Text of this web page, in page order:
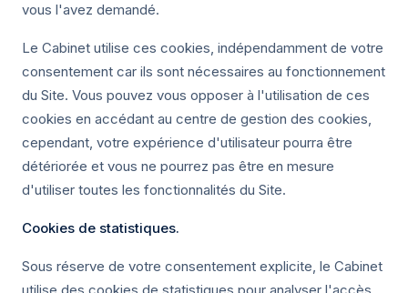
vous l'avez demandé.
Le Cabinet utilise ces cookies, indépendamment de votre
consentement car ils sont nécessaires au fonctionnement
du Site. Vous pouvez vous opposer à l'utilisation de ces
cookies en accédant au centre de gestion des cookies,
cependant, votre expérience d'utilisateur pourra être
détériorée et vous ne pourrez pas être en mesure
d'utiliser toutes les fonctionnalités du Site.
Cookies de statistiques.
Sous réserve de votre consentement explicite, le Cabinet